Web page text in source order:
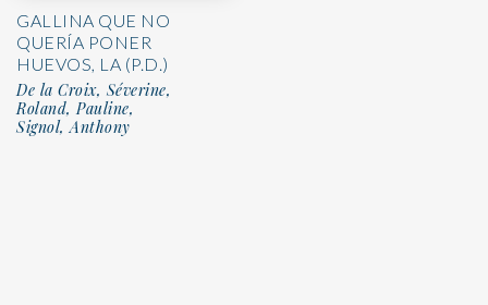
GALLINA QUE NO
QUERÍA PONER
HUEVOS, LA (P.D.)
De la Croix, Séverine,
Roland, Pauline,
Signol, Anthony